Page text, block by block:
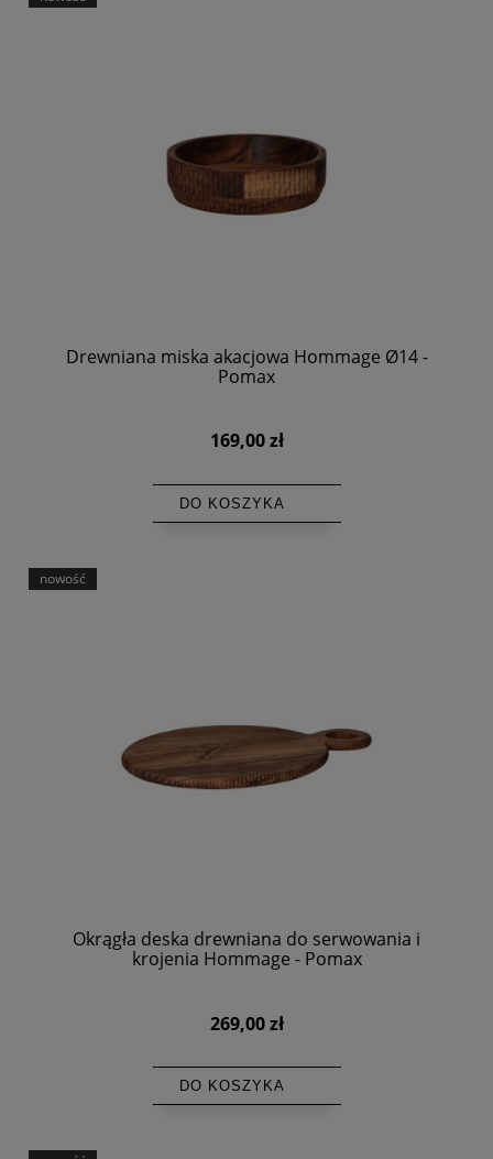
Drewniana miska akacjowa Hommage Ø14 -
Pomax
169,00 zł
DO KOSZYKA
Okrągła deska drewniana do serwowania i
krojenia Hommage - Pomax
269,00 zł
DO KOSZYKA
nowość